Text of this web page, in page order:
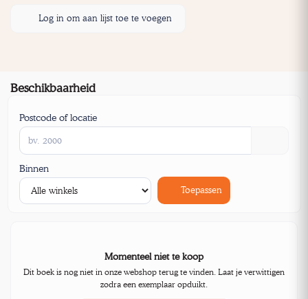
Log in om aan lijst toe te voegen
Beschikbaarheid
Postcode of locatie
Binnen
Toepassen
Momenteel niet te koop
Dit boek is nog niet in onze webshop terug te vinden. Laat je verwittigen
zodra een exemplaar opduikt.